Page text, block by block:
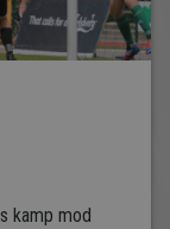
kamp mod